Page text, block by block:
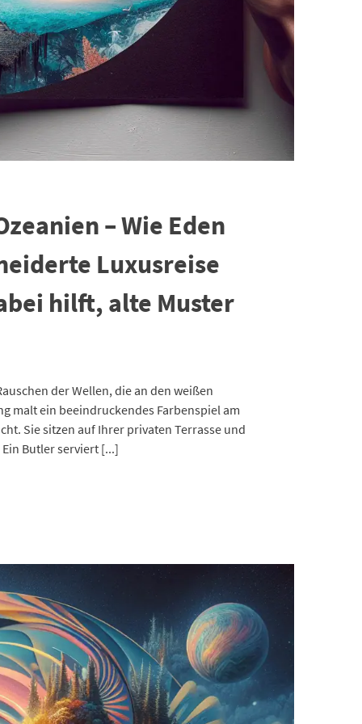
– Wie Eden
Luxusreise
hilft, alte Muster
der Wellen, die an den weißen
malt ein beeindruckendes Farbenspiel am
Sie sitzen auf Ihrer privaten Terrasse und
Butler serviert [...]